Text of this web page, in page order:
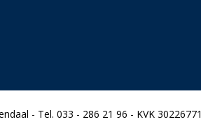
- Tel. 033 - 286 21 96 - KVK 30226771